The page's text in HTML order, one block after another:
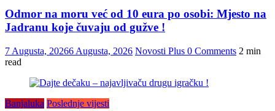
Odmor na moru već od 10 eura po osobi: Mjesto na
Jadranu koje čuvaju od gužve !
7 Augusta, 20266 Augusta, 2026 Novosti Plus 0 Comments 2 min
read
Banjaluka Poslednje vijesti